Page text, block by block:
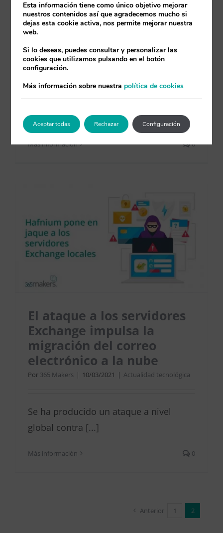
Sin miedos al ERP Cloud
Por365 Makers 16/04/2021
esencia de nuestra [...]
Más información 0
El ataque a los servidores
Exchange impulsa la
migración del correo
electrónico a la nube
Por 365 Makers | 10/03/2021 | Actualidad tecnológica
Se ha producido un ataque a nivel
global contra [...]
Más información 0
Anterior 1 2
Esta información tiene como único objetivo mejorar
nuestros contenidos así que agradecemos mucho si
dejas esta cookie activa, nos permite mejorar nuestra
web.
Si lo deseas, puedes consultar y personalizar las
cookies que utilizamos pulsando en el botón
configuración.
Más información sobre nuestrapolítica de cookies
Aceptar todas Rechazar Configuración